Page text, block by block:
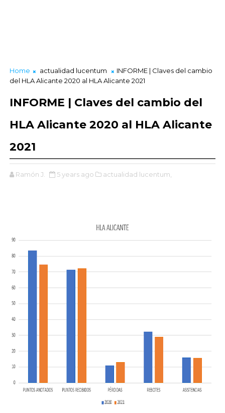
Home actualidad lucentum
INFORME | Claves del cambio
del HLA Alicante 2020 al HLA Alicante 2021
INFORME | Claves del cambio del
HLA Alicante 2020 al HLA Alicante
2021
Ramón J. 5 years ago actualidad lucentum,